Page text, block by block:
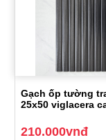
Gạch ốp tường
25x50 viglacera
210.000vnđ